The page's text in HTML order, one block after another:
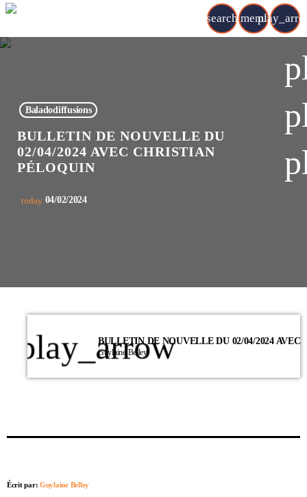
search menu
Baladodiffusions
BULLETIN DE NOUVELLE DU
02/04/2024 AVEC CHRISTIAN
PÉLOQUIN
today 04/02/2024
play_arrow
Guylaine Belley
Écrit par:Guylaine Belley